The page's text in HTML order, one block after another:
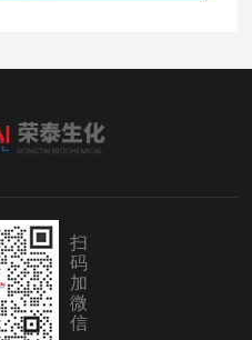
扫
码
加
微
信